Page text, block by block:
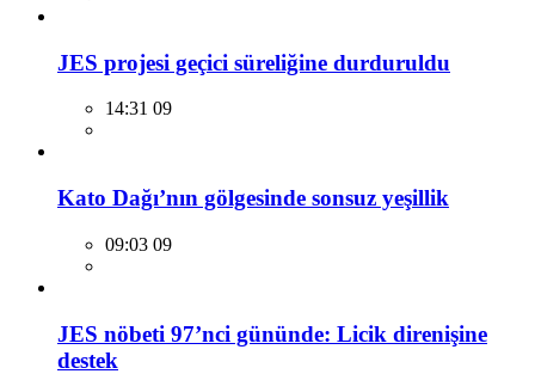
JES projesi geçici süreliğine durduruldu
14:31 09
Kato Dağı’nın gölgesinde sonsuz yeşillik
09:03 09
JES nöbeti 97’nci gününde: Licik direnişine
destek